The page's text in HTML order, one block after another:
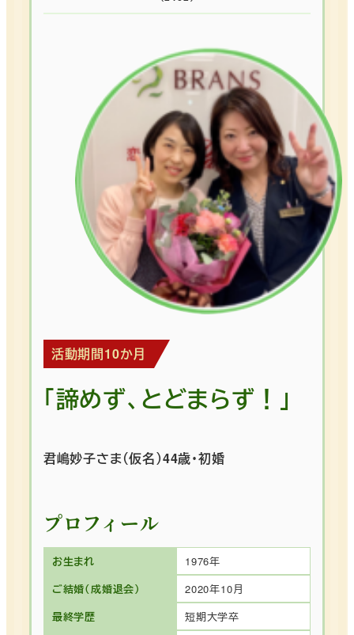
活動期間10か月
「諦めず、とどまらず！」
君嶋妙子さま（仮名）44歳・初婚
プロフィール
お生まれ
1976年
ご結婚（成婚退会）
2020年10月
最終学歴
短期大学卒